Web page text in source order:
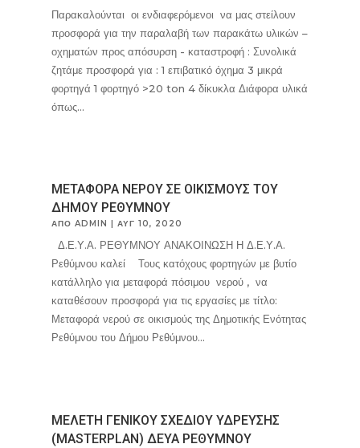
Παρακαλούνται οι ενδιαφερόμενοι να μας στείλουν
προσφορά για την παραλαβή των παρακάτω υλικών –
οχηματών προς απόσυρση - καταστροφή : Συνολικά
ζητάμε προσφορά για : 1 επιβατικό όχημα 3 μικρά
φορτηγά 1 φορτηγό >20 ton 4 δίκυκλα Διάφορα υλικά
όπως...
ΜΕΤΑΦΟΡΑ ΝΕΡΟΥ ΣΕ ΟΙΚΙΣΜΟΥΣ ΤΟΥ
ΔΗΜΟΥ ΡΕΘΥΜΝΟΥ
ΑΠΌ ADMIN ΑΥΓ 10, 2020
Δ.Ε.Υ.Α. ΡΕΘΥΜΝΟΥ ΑΝΑΚΟΙΝΩΣΗ Η Δ.Ε.Υ.Α.
Ρεθύμνου καλεί Τους κατόχους φορτηγών με βυτίο
κατάλληλο για μεταφορά πόσιμου νερού , να
καταθέσουν προσφορά για τις εργασίες με τίτλο:
Μεταφορά νερού σε οικισμούς της Δημοτικής Ενότητας
Ρεθύμνου του Δήμου Ρεθύμνου...
ΜΕΛΕΤΗ ΓΕΝΙΚΟΥ ΣΧΕΔΙΟΥ ΥΔΡΕΥΣΗΣ
(MASTERPLAN) ΔΕΥΑ ΡΕΘΥΜΝΟΥ